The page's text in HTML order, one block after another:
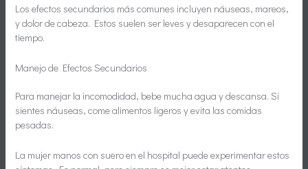
Los efectos secundarios más comunes incluyen náuseas, mareos,
y dolor de cabeza. Estos suelen ser leves y desaparecen con el
tiempo.
Manejo de Efectos Secundarios
Para manejar la incomodidad, bebe mucha agua y descansa. Si
sientes náuseas, come alimentos ligeros y evita las comidas
pesadas.
La mujer manos con suero en el hospital puede experimentar estos